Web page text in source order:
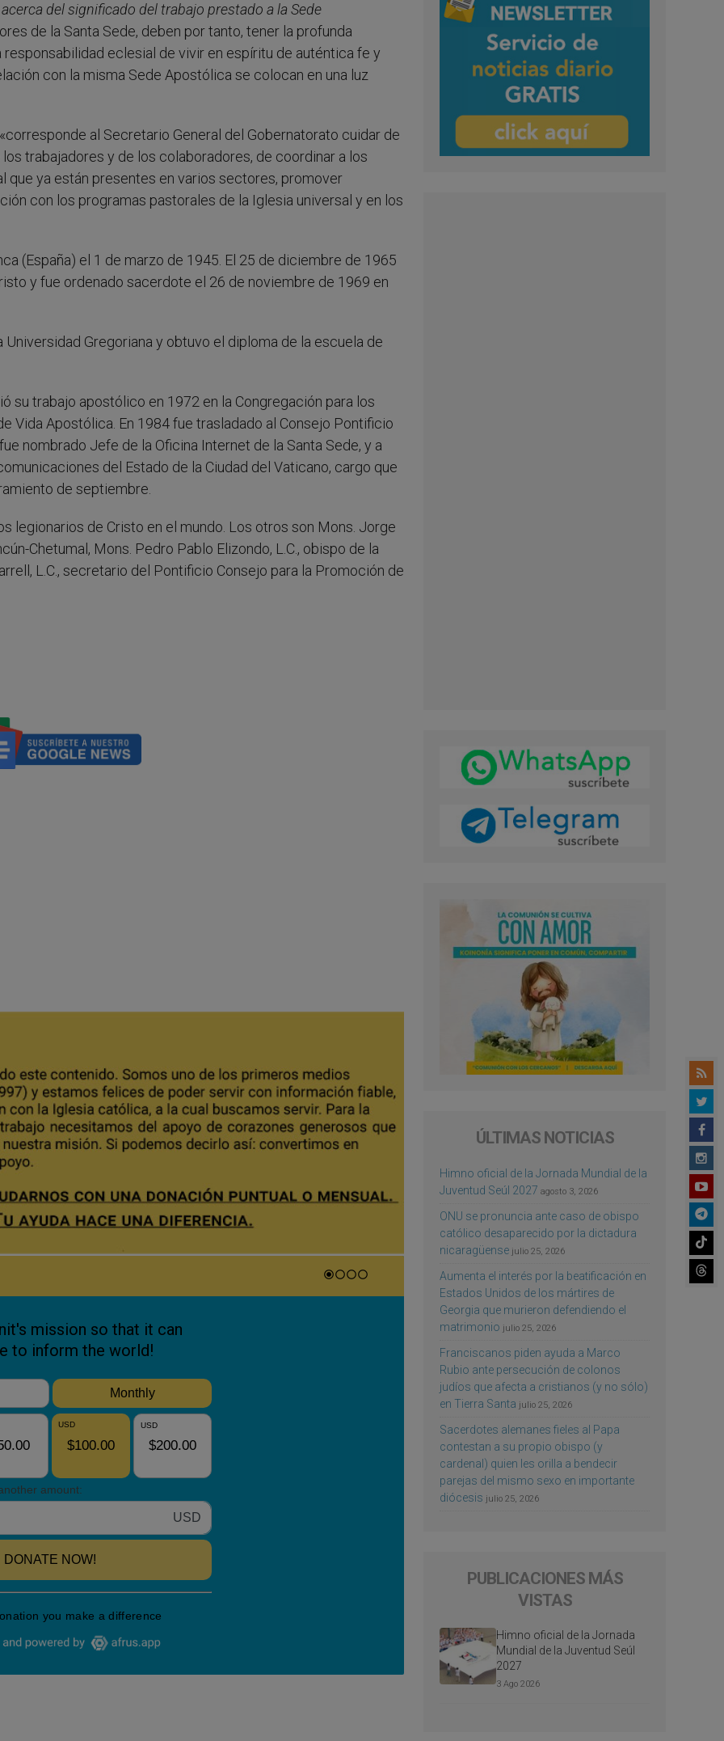
del significado del trabajo prestado a la Sede
de la Santa Sede, deben por tanto, tener la profunda
eclesial de vivir en espíritu de auténtica fe y
con la misma Sede Apostólica se colocan en una luz
al Secretario General del Gobernatorato cuidar de
trabajadores y de los colaboradores, de coordinar a los
ya están presentes en varios sectores, promover
con los programas pastorales de la Iglesia universal y en los
(España) el 1 de marzo de 1945. El 25 de diciembre de 1965
y fue ordenado sacerdote el 26 de noviembre de 1969 en
Gregoriana y obtuvo el diploma de la escuela de
su trabajo apostólico en 1972 en la Congregación para los
Vida Apostólica. En 1984 fue trasladado al Consejo Pontificio
nombrado Jefe de la Oficina Internet de la Santa Sede, y a
del Estado de la Ciudad del Vaticano, cargo que
de septiembre.
legionarios de Cristo en el mundo. Los otros son Mons. Jorge
Chetumal, Mons. Pedro Pablo Elizondo, L.C., obispo de la
L.C., secretario del Pontificio Consejo para la Promoción de
ÚLTIMAS NOTICIAS
Himno oficial de la Jornada Mundial de la
Juventud Seúl 2027 agosto 3, 2026
ONU se pronuncia ante caso de obispo
católico desaparecido por la dictadura
nicaragüense julio 25, 2026
Aumenta el interés por la beatificación en
Estados Unidos de los mártires de
Georgia que murieron defendiendo el
matrimonio julio 25, 2026
Franciscanos piden ayuda a Marco
Rubio ante persecución de colonos
judíos que afecta a cristianos (y no sólo)
en Tierra Santa julio 25, 2026
Sacerdotes alemanes fieles al Papa
contestan a su propio obispo (y
cardenal) quien les orilla a bendecir
parejas del mismo sexo en importante
diócesis julio 25, 2026
PUBLICACIONES MÁS
VISTAS
Himno oficial de la Jornada
Mundial de la Juventud Seúl
2027
3 Ago 2026